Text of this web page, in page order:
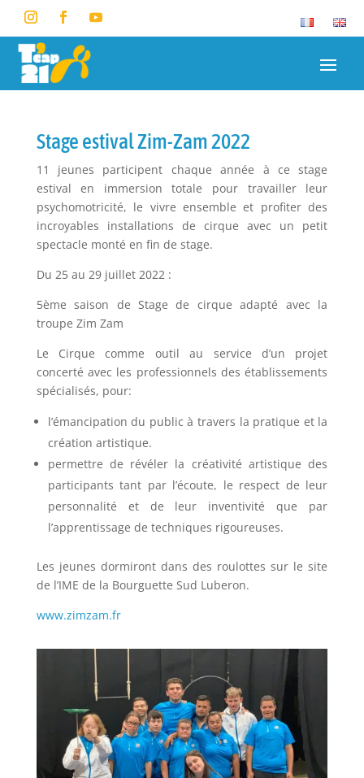
Stage estival Zim-Zam 2022
11 jeunes participent chaque année à ce stage
estival en immersion totale pour travailler leur
psychomotricité, le vivre ensemble et profiter des
incroyables installations de cirque avec un petit
spectacle monté en fin de stage.
Du 25 au 29 juillet 2022 :
5ème saison de Stage de cirque adapté avec la
troupe Zim Zam
Le Cirque comme outil au service d’un projet
concerté avec les professionnels des établissements
spécialisés, pour:
l’émancipation du public à travers la pratique et la
création artistique.
permettre de révéler la créativité artistique des
participants tant par l’écoute, le respect de leur
personnalité et de leur inventivité que par
l’apprentissage de techniques rigoureuses.
Les jeunes dormiront dans des roulottes sur le site
de l’IME de la Bourguette Sud Luberon.
www.zimzam.fr